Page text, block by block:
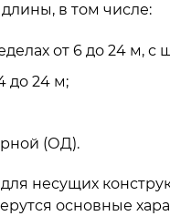
в том числе:
от 6 до 24 м, с
до 24 м;
(ОД).
несущих
основные